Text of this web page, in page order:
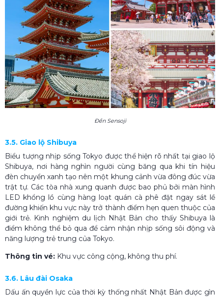
Đền Sensoji
3.5. Giao lộ Shibuya
Biểu tượng nhịp sống Tokyo được thể hiện rõ nhất tại giao lộ
Shibuya, nơi hàng nghìn người cùng băng qua khi tín hiệu
đèn chuyển xanh tạo nên một khung cảnh vừa đông đúc vừa
trật tự. Các tòa nhà xung quanh được bao phủ bởi màn hình
LED khổng lồ cùng hàng loạt quán cà phê đặt ngay sát lề
đường khiến khu vực này trở thành điểm hẹn quen thuộc của
giới trẻ. Kinh nghiệm du lịch Nhật Bản cho thấy Shibuya là
điểm không thể bỏ qua để cảm nhận nhịp sống sôi động và
năng lượng trẻ trung của Tokyo.
Thông tin vé: Khu vực công cộng, không thu phí.
3.6. Lâu đài Osaka
Dấu ấn quyền lực của thời kỳ thống nhất Nhật Bản được gìn